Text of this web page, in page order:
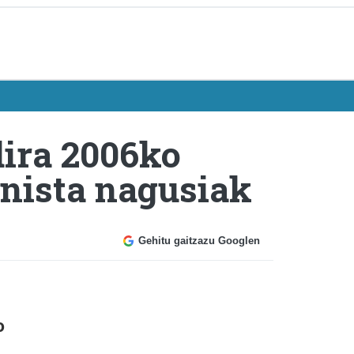
2006ko
nagusiak
Gehitu gaitzazu Googlen